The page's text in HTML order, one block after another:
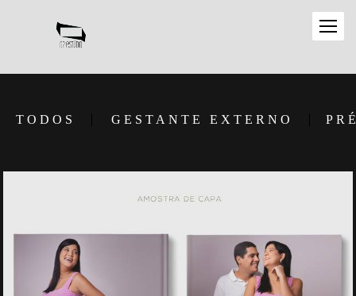
TODOS GESTANTE EXTERNO